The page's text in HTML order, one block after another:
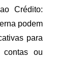
Crédito:
podem
para
contas ou